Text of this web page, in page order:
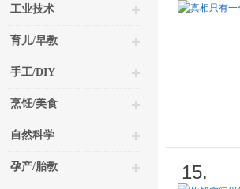
工业技术
育儿/早教
手工/DIY
烹饪/美食
自然科学
孕产/胎教 15.